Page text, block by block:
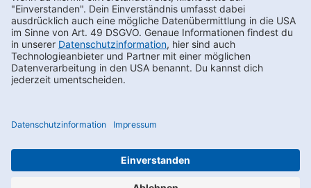
Karriere
Datenschutz
Compliance